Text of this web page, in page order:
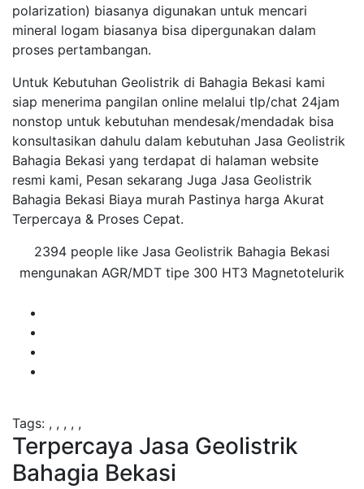
polarization) biasanya digunakan untuk mencari
mineral logam biasanya bisa dipergunakan dalam
proses pertambangan.
Untuk Kebutuhan Geolistrik di Bahagia Bekasi kami
siap menerima pangilan online melalui tlp/chat 24jam
nonstop untuk kebutuhan mendesak/mendadak bisa
konsultasikan dahulu dalam kebutuhan Jasa Geolistrik
Bahagia Bekasi yang terdapat di halaman website
resmi kami, Pesan sekarang Juga Jasa Geolistrik
Bahagia Bekasi Biaya murah Pastinya harga Akurat
Terpercaya & Proses Cepat.
2394 people like Jasa Geolistrik Bahagia Bekasi
mengunakan AGR/MDT tipe 300 HT3 Magnetotelurik
Tags: , , , , ,
Terpercaya Jasa Geolistrik
Bahagia Bekasi